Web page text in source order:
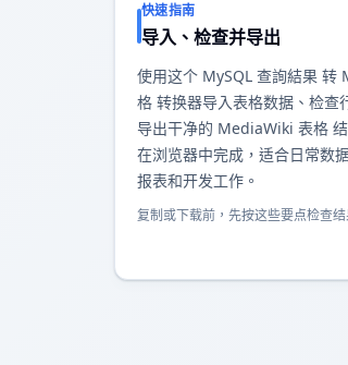
快速指南
导入、检查并导出
使用这个 MySQL 查詢結果 转
格 转换器导入表格数据、检查
导出干净的 MediaWiki 表格
在浏览器中完成，适合日常数
报表和开发工作。
复制或下载前，先按这些要点检查结